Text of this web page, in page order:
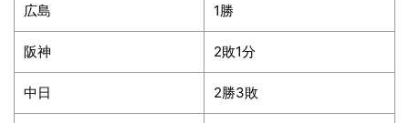
広島 1勝
阪神 2敗1分
中日 2勝3敗